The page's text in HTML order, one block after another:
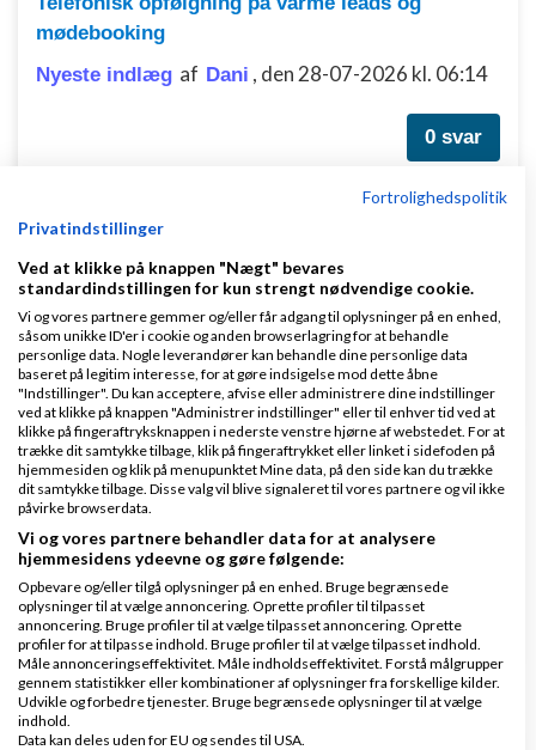
mødebooking
Nyeste indlæg af Dani , den 28-07-2026 kl. 06:14
0 svar
Hvordan kommer jeg bedst i gang med at ringe
til varme leads for små virksomheder?
Nyeste indlægafDani,den 16-07-2026 kl. 15:57
0 svar
lukning af Aps
22:37
Fortrolighedspolitik
Privatindstillinger
Ved at klikke på knappen "Nægt" bevares
standardindstillingen for kun strengt nødvendige cookie.
Vi og vores partnere gemmer og/eller får adgang til oplysninger på en enhed,
såsom unikke ID'er i cookie og anden browserlagring for at behandle
personlige data. Nogle leverandører kan behandle dine personlige data
baseret på legitim interesse, for at gøre indsigelse mod dette åbne
"Indstillinger". Du kan acceptere, afvise eller administrere dine indstillinger
ved at klikke på knappen "Administrer indstillinger" eller til enhver tid ved at
klikke på fingeraftryksknappen i nederste venstre hjørne af webstedet. For at
trække dit samtykke tilbage, klik på fingeraftrykket eller linket i sidefoden på
hjemmesiden og klik på menupunktet Mine data, på den side kan du trække
dit samtykke tilbage. Disse valg vil blive signaleret til vores partnere og vil ikke
påvirke browserdata.
Vi og vores partnere behandler data for at analysere
hjemmesidens ydeevne og gøre følgende:
Opbevare og/eller tilgå oplysninger på en enhed. Bruge begrænsede
oplysninger til at vælge annoncering. Oprette profiler til tilpasset
annoncering. Bruge profiler til at vælge tilpasset annoncering. Oprette
profiler for at tilpasse indhold. Bruge profiler til at vælge tilpasset indhold.
Måle annonceringseffektivitet. Måle indholdseffektivitet. Forstå målgrupper
gennem statistikker eller kombinationer af oplysninger fra forskellige kilder.
Udvikle og forbedre tjenester. Bruge begrænsede oplysninger til at vælge
indhold.
Data kan deles uden for EU og sendes til USA.